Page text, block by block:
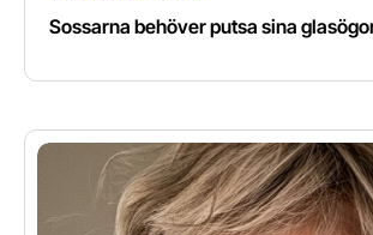
Sossarna behöver putsa sina